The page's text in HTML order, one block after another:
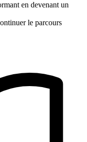
en devenant un
le parcours